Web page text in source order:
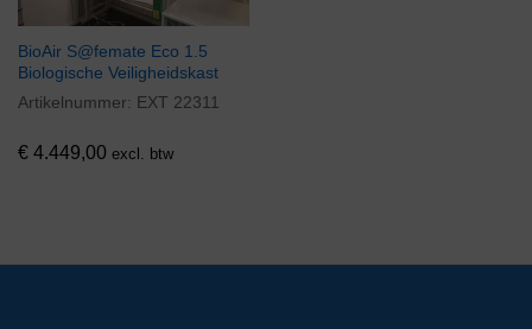
BioAir S@femate Eco 1.5
Biologische Veiligheidskast
Artikelnummer: EXT 22311
€ 4.449,00 excl. btw